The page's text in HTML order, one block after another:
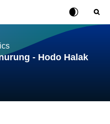
menu Rubah Posisi
Tombol
- Hodo Halak